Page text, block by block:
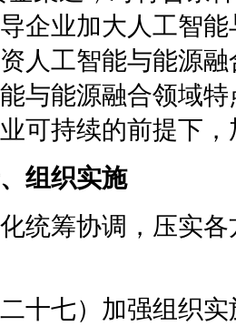
企业加大人工智
人工智能与能源
与能源融合领域
可持续的前提下
组织实施
筹协调，压实各
七）加强组织实